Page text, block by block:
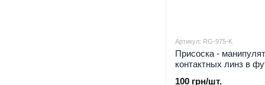
Артикул: RG-975-K
Присоска -
контактных линз в
100 грн/шт.